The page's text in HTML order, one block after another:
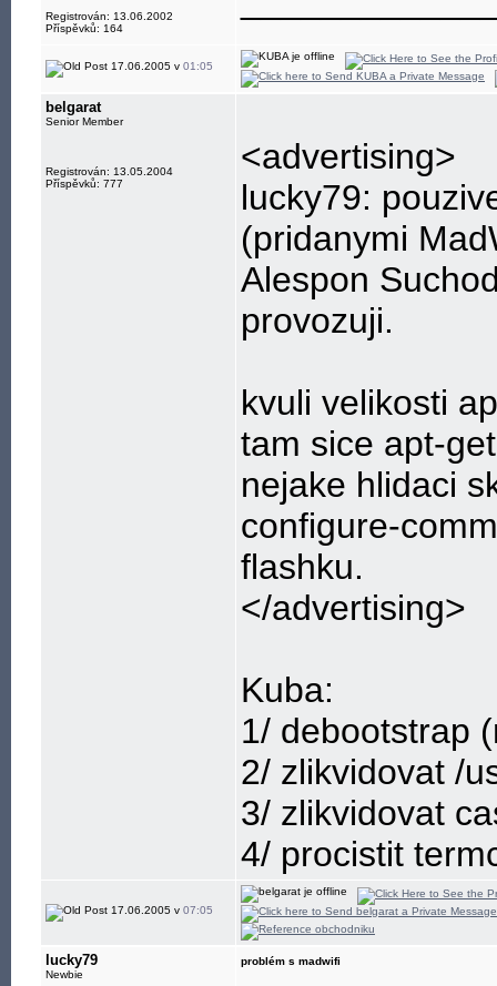
Registrován: 13.06.2002
Příspěvků: 164
17.06.2005 v 01:05
belgarat
Senior Member
Registrován: 13.05.2004
Příspěvků: 777
<advertising>
lucky79:
(pridanymi
Alespon
provozuji.
kvuli velikosti
tam sice apt-
nejake hlidaci
configure-
flashku.
</advertising>
Kuba:
1/ debootstrap
2/ zlikvidovat /
3/ zlikvidovat
4/ procistit
17.06.2005 v 07:05
lucky79
Newbie
problém s madwifi